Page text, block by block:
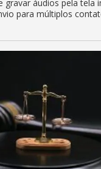
gravar áudios pela tela
para múltiplos